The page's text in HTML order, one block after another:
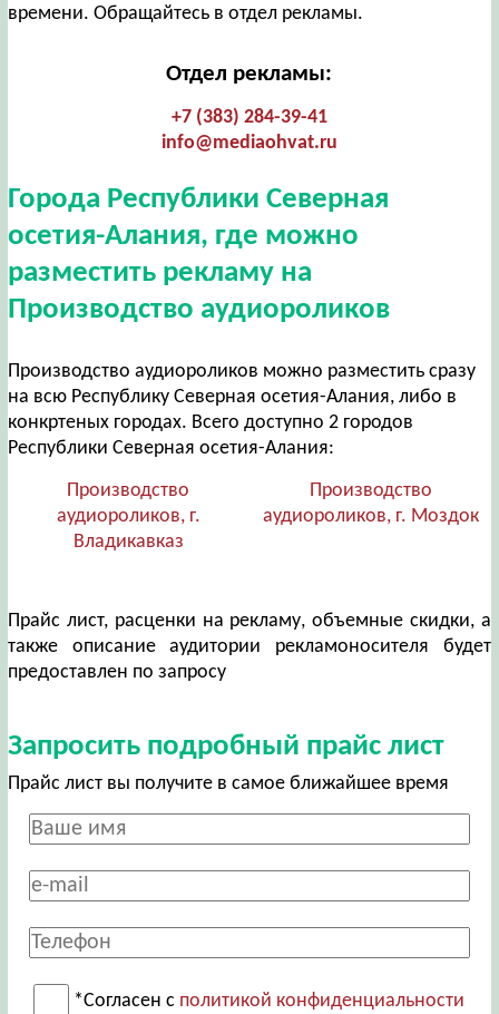
времени. Обращайтесь в отдел рекламы.
Отдел рекламы:
+7 (383) 284-39-41
info@mediaohvat.ru
Города Республики Северная
осетия-Алания, где можно
разместить рекламу на
Производство аудиороликов
Производство аудиороликов можно разместить сразу
на всю Республику Северная осетия-Алания, либо в
конкртеных городах. Всего доступно 2 городов
Республики Северная осетия-Алания:
Производство
аудиороликов, г.
Владикавказ
Производство
аудиороликов, г. Моздок
Прайс лист, расценки на рекламу, объемные скидки, а
также описание аудитории рекламоносителя будет
предоставлен по запросу
Запросить подробный прайс лист
Прайс лист вы получите в самое ближайшее время
*Согласен с политикой конфиденциальности